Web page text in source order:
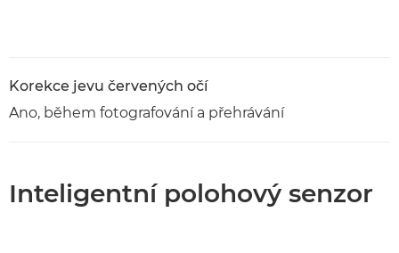
Korekce jevu červených očí
Ano, během fotografování a přehrávání
Inteligentní polohový senzor